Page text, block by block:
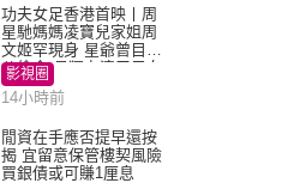
功夫女足香港首映丨周
星馳媽媽凌寶兒家姐周
文姬罕現身 星爺曾目睹
父偷食 母獨力湊三子女
影視圈
14小時前
閒資在手應否提早還按
揭 宜留意保管樓契風險
買銀債或可賺1厘息